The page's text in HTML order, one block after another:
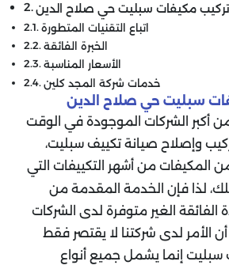
اتباع التقنيات المتطورة
الخبرة الفائقة
خدمات شركة المجد كلين
سبليت حي صلاح الدين
أكبر الشركات الموجودة في الوقت
وإصلاح صيانة تكييف سبليت،
المكيفات من أشهر التكييفات التي
لذا فإن الخدمة المقدمة من
الفائقة الغير متوفرة لدى الشركات
أن الأمر لدى شركتنا لا يقتصر فقط
إنما يشمل جميع أنواع